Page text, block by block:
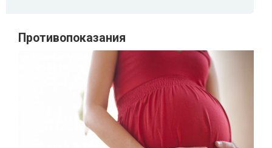
Противопоказания